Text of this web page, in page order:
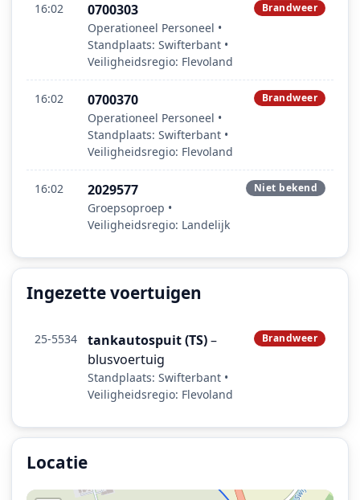
16:02 0700303
Operationeel Personeel •
Standplaats: Swifterbant •
Veiligheidsregio: Flevoland
Brandweer
16:02 0700370
Operationeel Personeel •
Standplaats: Swifterbant •
Veiligheidsregio: Flevoland
Brandweer
16:02 2029577
Groepsoproep •
Veiligheidsregio: Landelijk
Niet bekend
Ingezette voertuigen
25-5534 tankautospuit (TS)–
blusvoertuig
Standplaats: Swifterbant •
Veiligheidsregio: Flevoland
Brandweer
Locatie
Locatie van het incident: Bosweg, Swifterbant.